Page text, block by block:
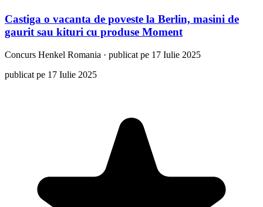
Castiga o vacanta de poveste la Berlin, masini de
gaurit sau kituri cu produse Moment
Concurs Henkel Romania · publicat pe 17 Iulie 2025
publicat pe 17 Iulie 2025